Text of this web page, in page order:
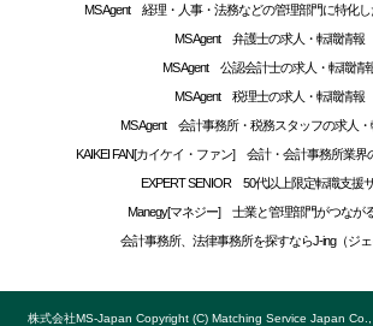
MS Agent 経理・人事・法務などの管理部門に特化
MS Agent 弁護士の求人・転職情報
MS Agent 公認会計士の求人・転職情
MS Agent 税理士の求人・転職情報
MS Agent 会計事務所・税務スタッフの求人
KAIKEI FAN[カイケイ・ファン] 会計・会計事務所業界
EXPERT SENIOR 50代以上限定転職支援
Manegy[マネジー] 士業と管理部門がつなが
会計事務所、法律事務所を探すならJ-ing（ジェ
株式会社MS-Japan Copyright (C) Matching Service Japan